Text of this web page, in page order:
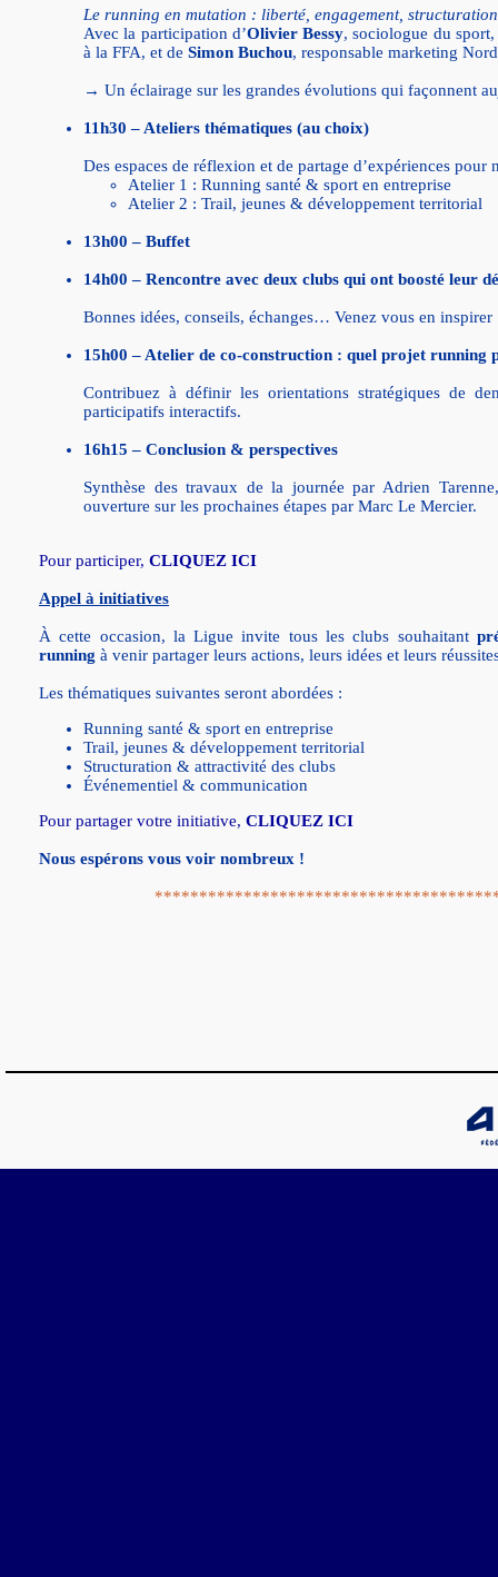
Le running en mutation : liberté, engagement,
Avec la participation d’Olivier Bessy, sociologue du sport,
à la FFA, et de Simon Buchou, responsable marketing
→ Un éclairage sur les grandes évolutions qui façonnent
11h30 – Ateliers thématiques (au choix)
Des espaces de réflexion et de partage d’expériences
Atelier 1 : Running santé & sport en entreprise
Atelier 2 : Trail, jeunes & développement territorial
13h00 – Buffet
14h00 – Rencontre avec deux clubs qui ont boosté leur
Bonnes idées, conseils, échanges… Venez vous en inspirer
15h00 – Atelier de co-construction : quel projet running
Contribuez à définir les orientations stratégiques de
participatifs interactifs.
16h15 – Conclusion & perspectives
Synthèse des travaux de la journée par Adrien
ouverture sur les prochaines étapes par Marc Le Mercier.
Pour participer, CLIQUEZ ICI
Appel à initiatives
À cette occasion, la Ligue invite tous les clubs souhaitant
running à venir partager leurs actions, leurs idées et leurs
Les thématiques suivantes seront abordées :
Running santé & sport en entreprise
Trail, jeunes & développement territorial
Structuration & attractivité des clubs
Événementiel & communication
Pour partager votre initiative, CLIQUEZ ICI
Nous espérons vous voir nombreux !